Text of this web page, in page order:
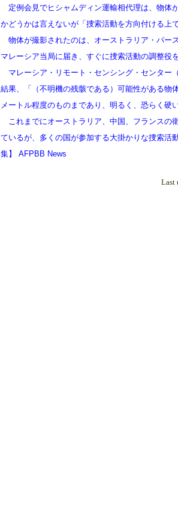
定例会見でヒシャムディン運輸相代理は、物体
かどうかは言えないが「捜索活動を方向付ける上
物体が撮影されたのは、オーストラリア・パー
マレーシア当局に届き、すぐに捜索活動の調整役
マレーシア・リモート・センシング・センター
結果、「（不明機の残骸である）可能性がある物
メートル程度のものまであり、明るく、恐らく硬
これまでにオーストラリア、中国、フランスの
ているが、多くの国が参加する大掛かりな捜索活
集】 AFPBB News
Last